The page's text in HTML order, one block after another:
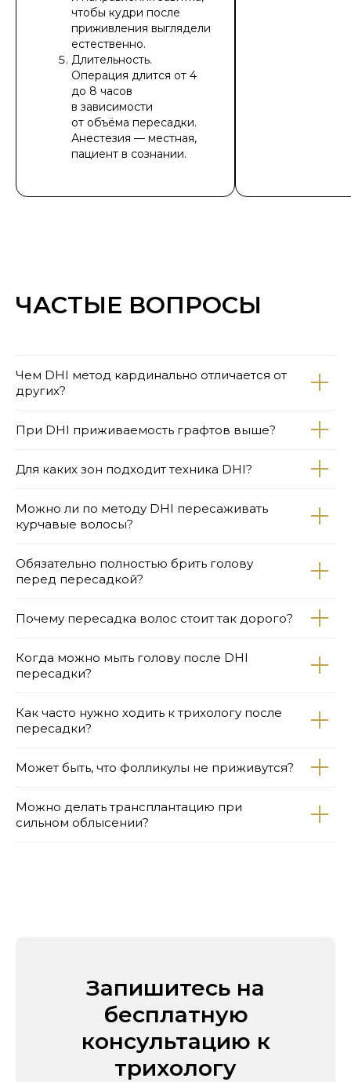
чтобы кудри после
приживления выглядели
естественно.
Длительность.
Операция длится от 4
до 8 часов
в зависимости
от объёма пересадки.
Анестезия — местная,
пациент в сознании.
ЧАСТЫЕ ВОПРОСЫ
Чем DHI метод кардинально отличается от
других?
При DHI приживаемость графтов выше?
Для каких зон подходит техника DHI?
Можно ли по методу DHI пересаживать
курчавые волосы?
Обязательно полностью брить голову
перед пересадкой?
Почему пересадка волос стоит так дорого?
Когда можно мыть голову после DHI
пересадки?
Как часто нужно ходить к трихологу после
пересадки?
Может быть, что фолликулы не приживутся?
Можно делать трансплантацию при
сильном облысении?
Запишитесь на
бесплатную
консультацию к
трихологу